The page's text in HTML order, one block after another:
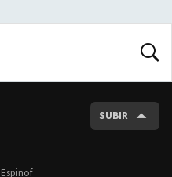
SUBIR
Espinof